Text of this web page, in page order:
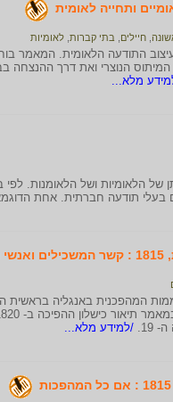
ותחייה לאומית
חיילים בתי קברות לאומיות
התודעה הלאומית. המאמר
הנוצרי ואת דרך ההנצחה
מלא...
הלאומיות ושל הלאומנות. לפי
בעלי תודעה חברתית. אחת
/למידע מלא...